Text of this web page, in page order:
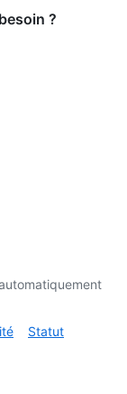
?
Statut